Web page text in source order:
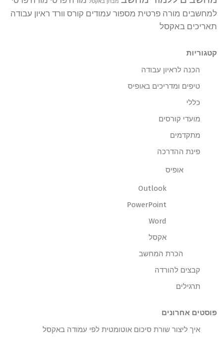
מבחן באקסל
למחשבים מורה פרטית מספור עמודים קורס וורד ראיון עבודה
תאריכים באקסל
קטגוריות
הכנה לראיון עבודה
טיפים ומדריכים באופיס
כללי
מועדי קורסים
מתקדמים
פינת ההדרכה
אופיס
Outlook
PowerPoint
Word
אקסל
הכרת המחשב
קבצים להורדה
תרגילים
פוסטים אחרונים
איך ליצור שורת סיכום אוטומטית לפי עמודה באקסל